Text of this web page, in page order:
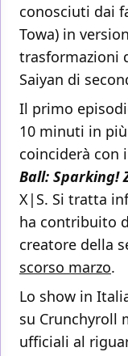
conosciuti dai
Towa) in
trasformazioni
Saiyan di
Il primo
10 minuti in
coinciderà con
Ball: Sparking!
X|S. Si tratta
ha contribuito
creatore della
scorso marzo.
Lo show in
su Crunchyroll
ufficiali al